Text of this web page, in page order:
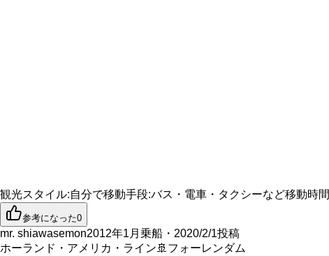
観光スタイル:自分で移動手段:バス・電車・タクシーなど移動時間
参考になった0
mr. shiawasemon2012年1月乗船・2020/2/1投稿
ホーランド・アメリカ・ライン🚢フォーレンダム